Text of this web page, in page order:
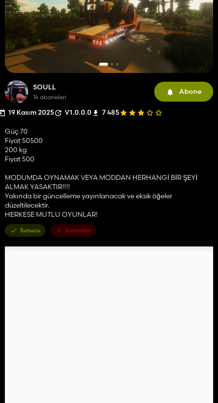
SOULL
14 aboneleri
Abone
19 Kasım 2025 V1.0.0.0 7 485
Güç 70
Fiyat 50500
200 kg
Fiyat 500
MODUMDA OYNAMAK VEYA MODDAN HERHANGİ BİR ŞEYİ
ALMAK YASAKTIR!!!!
Yakında bir güncelleme yayınlanacak ve eksik öğeler
düzeltilecektir.
HERKESE MUTLU OYUNLAR!
Sunucu Konsollar